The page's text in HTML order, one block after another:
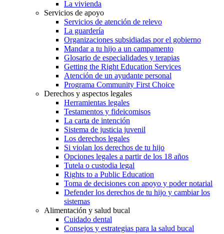
La vivienda
Servicios de apoyo
Servicios de atención de relevo
La guardería
Organizaciones subsidiadas por el gobierno
Mandar a tu hijo a un campamento
Glosario de especialidades y terapias
Getting the Right Education Services
Atención de un ayudante personal
Programa Community First Choice
Derechos y aspectos legales
Herramientas legales
Testamentos y fideicomisos
La carta de intención
Sistema de justicia juvenil
Los derechos legales
Si violan los derechos de tu hijo
Opciones legales a partir de los 18 años
Tutela o custodia legal
Rights to a Public Education
Toma de decisiones con apoyo y poder notarial
Defender los derechos de tu hijo y cambiar los
sistemas
Alimentación y salud bucal
Cuidado dental
Consejos y estrategias para la salud bucal